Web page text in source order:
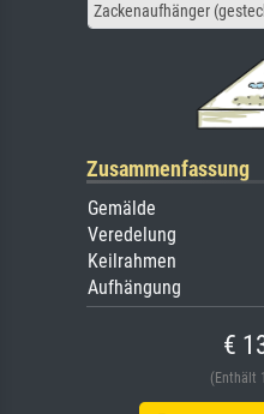
Zackenaufhänger
Zusammenfassung
Gemälde
Veredelung
Keilrahmen
Aufhängung
€
(Enthält